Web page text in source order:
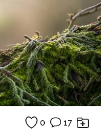
0 17